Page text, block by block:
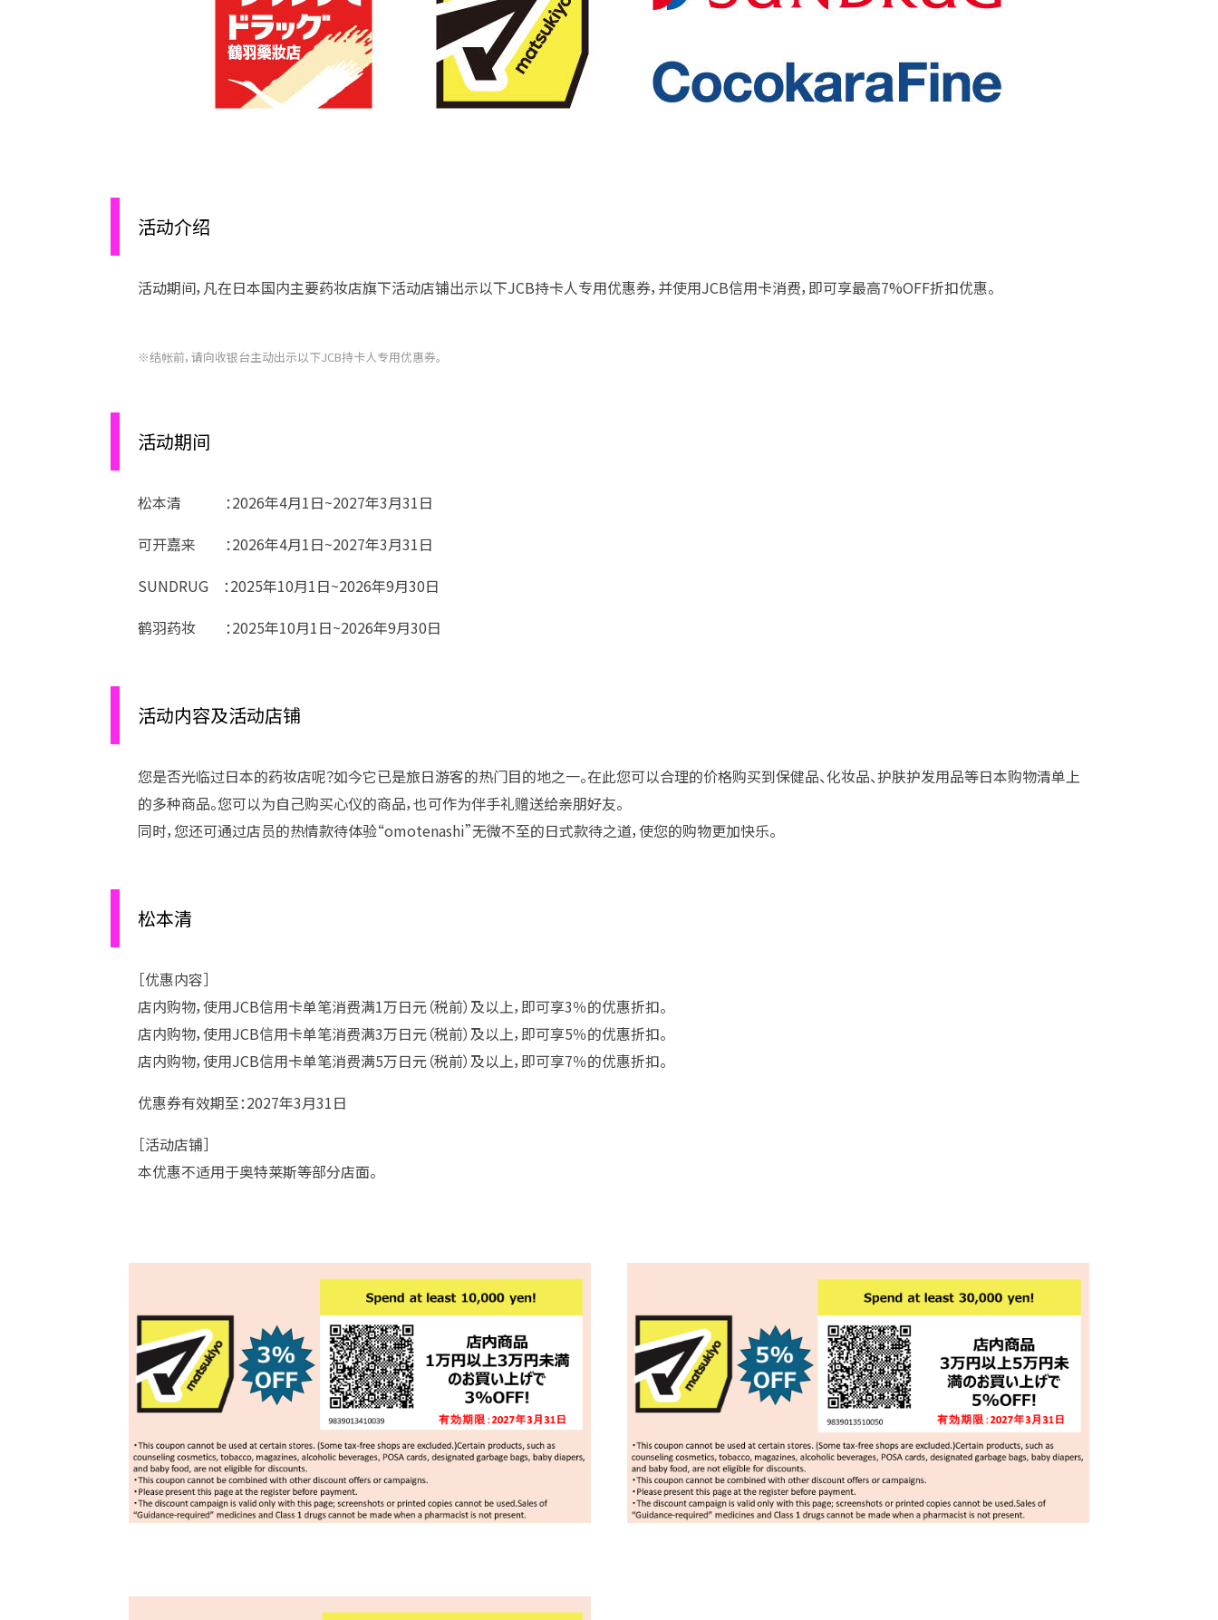
活动介绍
活动期间，凡在日本国内主要药妆店旗下活动店铺出示以下JCB持卡人专用优惠券，并使用JCB信用卡消费，即可享最高7%OFF折扣优惠。
※结帐前，请向收银台主动出示以下JCB持卡人专用优惠券。
活动期间
松本清 ：2026年4月1日~2027年3月31日
可开嘉来 ：2026年4月1日~2027年3月31日
SUNDRUG ：2025年10月1日~2026年9月30日
鹤羽药妆 ：2025年10月1日~2026年9月30日
活动内容及活动店铺
您是否光临过日本的药妆店呢？如今它已是旅日游客的热门目的地之一。在此您可以合理的价格购买到保健品、化妆品、护肤护发用品等日本购物清单上
的多种商品。您可以为自己购买心仪的商品，也可作为伴手礼赠送给亲朋好友。
同时，您还可通过店员的热情款待体验“omotenashi”无微不至的日式款待之道，使您的购物更加快乐。
松本清
［优惠内容］
店内购物，使用JCB信用卡单笔消费满1万日元（税前）及以上，即可享3％的优惠折扣。
店内购物，使用JCB信用卡单笔消费满3万日元（税前）及以上，即可享5％的优惠折扣。
店内购物，使用JCB信用卡单笔消费满5万日元（税前）及以上，即可享7％的优惠折扣。
优惠券有效期至：2027年3月31日
［活动店铺］
本优惠不适用于奥特莱斯等部分店面。